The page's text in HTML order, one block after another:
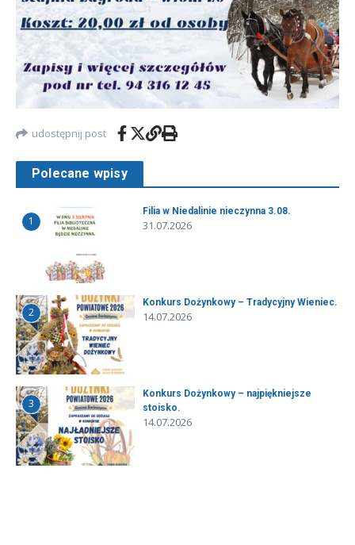
udostępnij post
Polecane wpisy
1
Filia w Niedalinie nieczynna 3.08.
31.07.2026
2
Konkurs Dożynkowy – Tradycyjny Wieniec.
14.07.2026
3
Konkurs Dożynkowy – najpiękniejsze
stoisko.
14.07.2026